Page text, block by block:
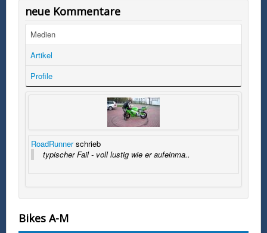
neue Kommentare
Medien
Artikel
Profile
RoadRunnerschrieb
typischer Fail - voll lustig wie er aufeinma..
Bikes A-M